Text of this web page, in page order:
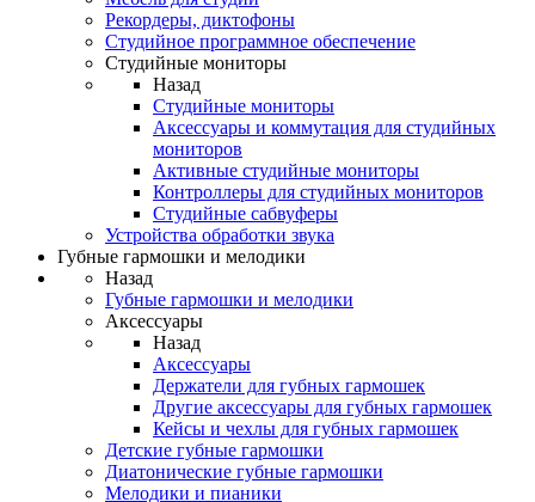
Рекордеры, диктофоны
Студийное программное обеспечение
Студийные мониторы
Назад
Студийные мониторы
Аксессуары и коммутация для студийных
мониторов
Активные студийные мониторы
Контроллеры для студийных мониторов
Студийные сабвуферы
Устройства обработки звука
Губные гармошки и мелодики
Назад
Губные гармошки и мелодики
Аксессуары
Назад
Аксессуары
Держатели для губных гармошек
Другие аксессуары для губных гармошек
Кейсы и чехлы для губных гармошек
Детские губные гармошки
Диатонические губные гармошки
Мелодики и пианики